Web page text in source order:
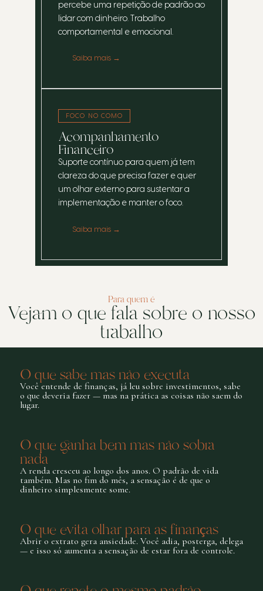
percebe uma repetição de padrão ao
lidar com dinheiro. Trabalho
comportamental e emocional.
Saiba mais →
FOCO NO COMO
Acompanhamento
Financeiro
Suporte contínuo para quem já tem
clareza do que precisa fazer e quer
um olhar externo para sustentar a
implementação e manter o foco.
Saiba mais →
Para quem é
Vejam o que fala sobre o nosso
trabalho
O que sabe mas não executa
Você entende de finanças, já leu sobre investimentos, sabe
o que deveria fazer — mas na prática as coisas não saem do
lugar.
O que ganha bem mas não sobra
nada
A renda cresceu ao longo dos anos. O padrão de vida
também. Mas no fim do mês, a sensação é de que o
dinheiro simplesmente some.
O que evita olhar para as finanças
Abrir o extrato gera ansiedade. Você adia, posterga, delega
— e isso só aumenta a sensação de estar fora de controle.